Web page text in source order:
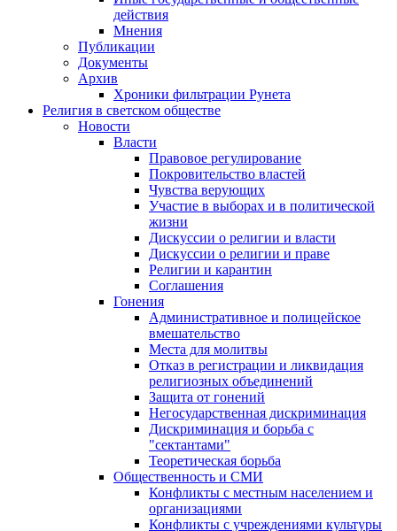
действия
Мнения
Публикации
Документы
Архив
Хроники фильтрации Рунета
Религия в светском обществе
Новости
Власти
Правовое регулирование
Покровительство властей
Чувства верующих
Участие в выборах и в политической
жизни
Дискуссии о религии и власти
Дискуссии о религии и праве
Религии и карантин
Соглашения
Гонения
Административное и полицейское
вмешательство
Места для молитвы
Отказ в регистрации и ликвидация
религиозных объединений
Защита от гонений
Негосударственная дискриминация
Дискриминация и борьба с
"сектантами"
Теоретическая борьба
Общественность и СМИ
Конфликты с местным населением и
организациями
Конфликты с учреждениями культуры